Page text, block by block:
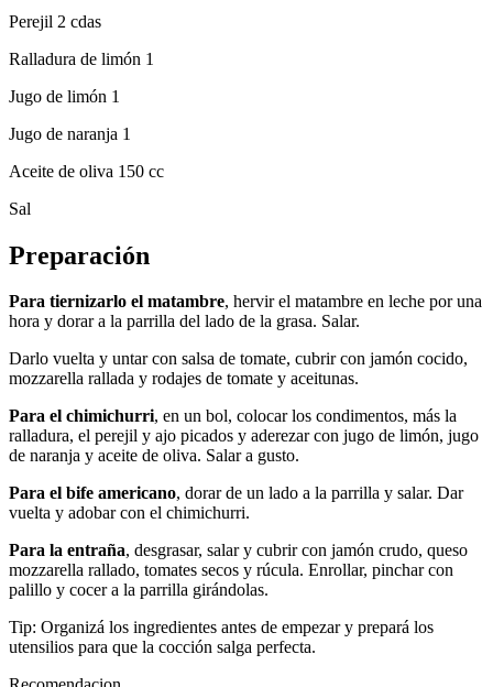
Perejil 2 cdas
Ralladura de limón 1
Jugo de limón 1
Jugo de naranja 1
Aceite de oliva 150 cc
Sal
Preparación
Para tiernizarlo el matambre, hervir el matambre en leche por una
hora y dorar a la parrilla del lado de la grasa. Salar.
Darlo vuelta y untar con salsa de tomate, cubrir con jamón cocido,
mozzarella rallada y rodajes de tomate y aceitunas.
Para el chimichurri, en un bol, colocar los condimentos, más la
ralladura, el perejil y ajo picados y aderezar con jugo de limón, jugo
de naranja y aceite de oliva. Salar a gusto.
Para el bife americano, dorar de un lado a la parrilla y salar. Dar
vuelta y adobar con el chimichurri.
Para la entraña, desgrasar, salar y cubrir con jamón crudo, queso
mozzarella rallado, tomates secos y rúcula. Enrollar, pinchar con
palillo y cocer a la parrilla girándolas.
Tip: Organizá los ingredientes antes de empezar y prepará los
utensilios para que la cocción salga perfecta.